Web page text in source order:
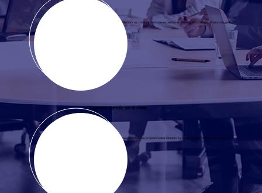
Nous proposons des solutions sur mesure avec une expertise en conseil, technologie, finance et gestion
Approche centrée sur le client
Votre réussite est notre priorité. Nous proposons des solutions sur mesure pour favoriser la croissance et